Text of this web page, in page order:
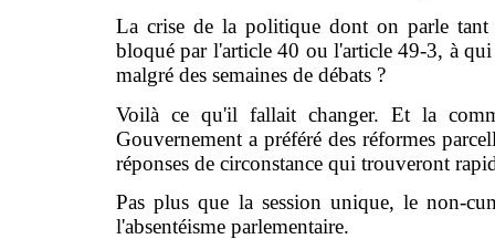
La crise de la politique dont on parle tant
bloqué par l'article 40 ou l'article 49-3, à
malgré des semaines de débats ?
Voilà ce qu'il fallait changer. Et la
Gouvernement a préféré des réformes
réponses de circonstance qui trouveront
Pas plus que la session unique, le non-
l'absentéisme parlementaire.